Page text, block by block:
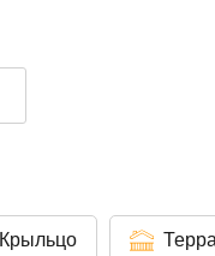
Крыльцо